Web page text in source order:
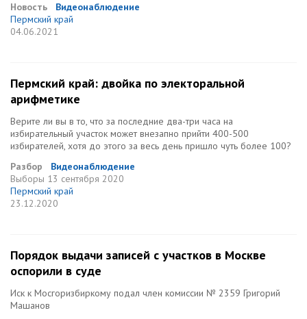
Новость
Видеонаблюдение
Пермский край
04.06.2021
Пермский край: двойка по электоральной
арифметике
Верите ли вы в то, что за последние два-три часа на
избирательный участок может внезапно прийти 400-500
избирателей, хотя до этого за весь день пришло чуть более 100?
Разбор
Видеонаблюдение
Выборы 13 сентября 2020
Пермский край
23.12.2020
Порядок выдачи записей с участков в Москве
оспорили в суде
Иск к Мосгоризбиркому подал член комиссии № 2359 Григорий
Машанов